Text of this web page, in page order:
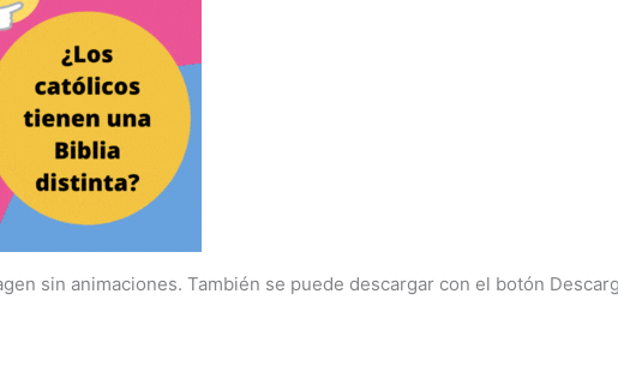
sin animaciones. También se puede descargar con el botón